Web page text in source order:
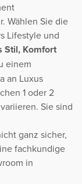
Wählen Sie die
Lifestyle und
Stil, Komfort
einem
an Luxus
1 oder 2
Sie sind
ganz sicher,
fachkundige
in